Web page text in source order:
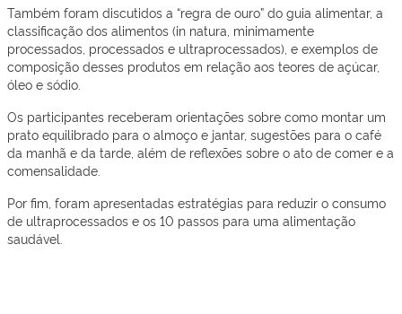
Também foram discutidos a “regra de ouro” do guia alimentar, a
classificação dos alimentos (in natura, minimamente
processados, processados e ultraprocessados), e exemplos de
composição desses produtos em relação aos teores de açúcar,
óleo e sódio.
Os participantes receberam orientações sobre como montar um
prato equilibrado para o almoço e jantar, sugestões para o café
da manhã e da tarde, além de reflexões sobre o ato de comer e a
comensalidade.
Por fim, foram apresentadas estratégias para reduzir o consumo
de ultraprocessados e os 10 passos para uma alimentação
saudável.